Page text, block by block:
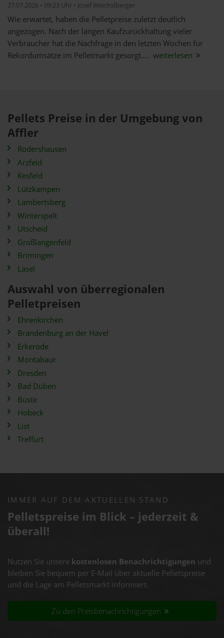
27.07.2026 • 09:23 Uhr • Josef Weichslberger
Wie erwartet, haben die Pelletpreise zuletzt deutlich
angezogen. Nach der langen Kaufzurückhaltung vieler
Verbraucher hat die Nachfrage in den letzten Wochen für
Rekordumsätze im Pelletmarkt gesorgt.... weiterlesen
Pellets Preise in der Umgebung von
Affler
Rodershausen
Arzfeld
Kesfeld
Lützkampen
Lambertsberg
Winterspelt
Utscheid
Großlangenfeld
Brimingen
Lasel
Auswahl von überregionalen
Pelletpreisen
Ehrenkirchen
Brandenburg an der Havel
Erkerode
Montabaur
Dresden
Bad Düben
Büste
Hobeck
List
Treffurt
IMMER AUF DEM AKTUELLEN STAND
Pelletspreise im Blick – jederzeit &
überall!
Nutzen Sie unsere kostenlosen Benachrichtigungen und
bleiben Sie bequem per E-Mail über aktuelle Pelletspreise
und die Lage am Pelletsmarkt informiert.
Zu den Preisbenachrichtigungen